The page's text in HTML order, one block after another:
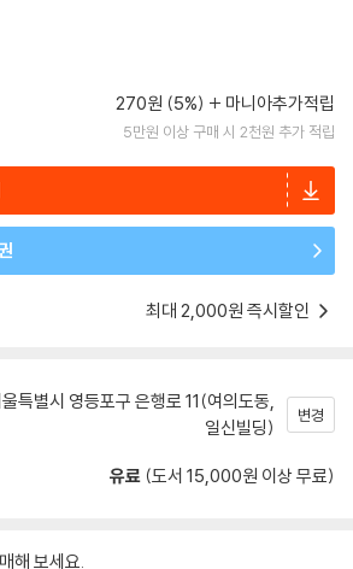
270원 (5%) 마니아추가적립
5만원 이상 구매 시 2천원 추가 적립
최대 2,000원 즉시할인
특별시 영등포구 은행로 11(여의도동,
일신빌딩)
변경
유료 (도서 15,000원 이상 무료)
해 보세요.